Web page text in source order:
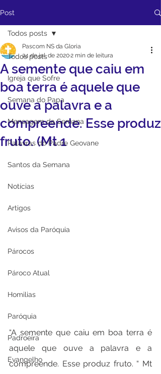
Post
Todos posts
Igreja que Sofre
Semana do Papa
Mensagem da Semana
Palavras do Padre Geovane
Santos da Semana
Notícias
Artigos
Avisos da Paróquia
Párocos
Pároco Atual
Homilias
Paróquia
Padroeira
Evangelho
Todos posts
A semente que caiu em
boa terra é aquele que
ouve a palavra e a
compreende. Esse produz
fruto. (Mt 1
Pascom NS da Gloria
24 de jul. de 20202 min de leitura
“A semente que caiu em boa terra é
aquele que ouve a palavra e a
compreende. Esse produz fruto. “ Mt